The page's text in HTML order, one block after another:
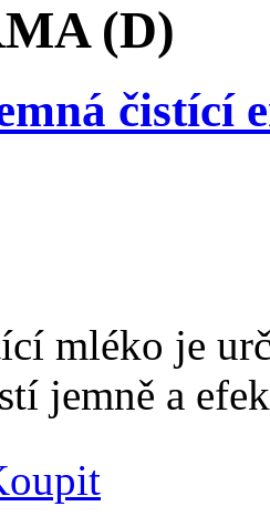
(D)
čistící
mléko je
jemně a